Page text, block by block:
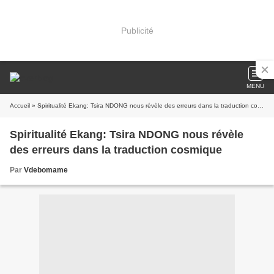
Publicité
MENU
Accueil » Spiritualité Ekang: Tsira NDONG nous révèle des erreurs dans la traduction cosmique
Spiritualité Ekang: Tsira NDONG nous révèle
des erreurs dans la traduction cosmique
Par Vdebomame